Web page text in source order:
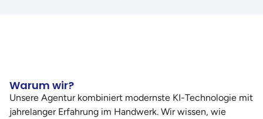
Warum wir?
Unsere Agentur kombiniert modernste KI-Technologie mit
jahrelanger Erfahrung im Handwerk. Wir wissen, wie